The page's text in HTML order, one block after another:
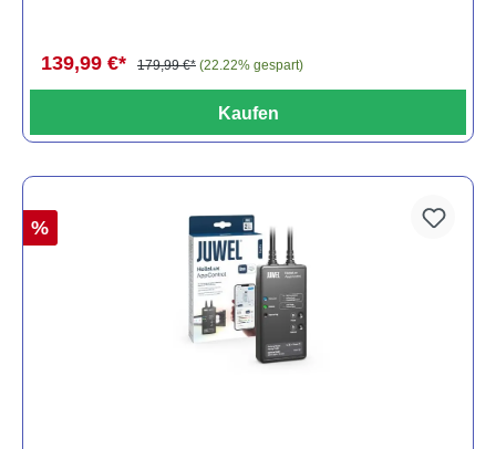
139,99 €* 179,99 €* (22.22% gespart)
Kaufen
%